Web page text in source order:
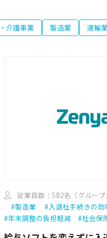
介護事業 製造業 運輸
従業員数：582名（グループ
#製造業
#入退社手続きの効
#年末調整の負担軽減
#社会保